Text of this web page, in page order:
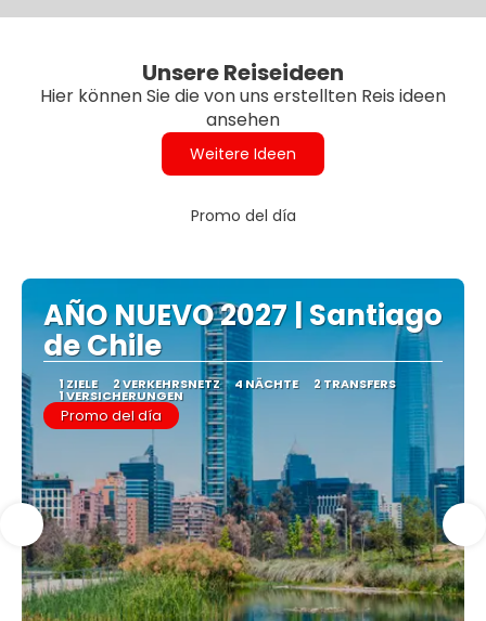
Unsere Reiseideen
Hier können Sie die von uns erstellten Reis ideen
ansehen
Weitere Ideen
Promo del día
AÑO NUEVO 2027 | Santiago
de Chile
1 ZIELE 2 VERKEHRSNETZ 4 NÄCHTE 2 TRANSFERS
1 VERSICHERUNGEN
Promo del día